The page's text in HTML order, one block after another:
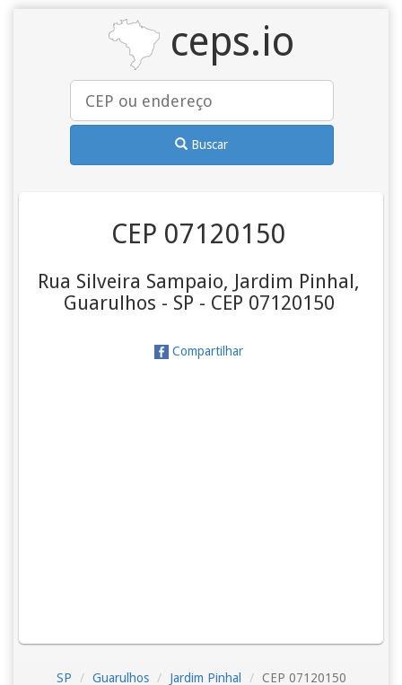
ceps.io
Buscar
CEP 07120150
Rua Silveira Sampaio, Jardim Pinhal,
Guarulhos - SP - CEP 07120150
Compartilhar
SP Guarulhos Jardim Pinhal CEP 07120150